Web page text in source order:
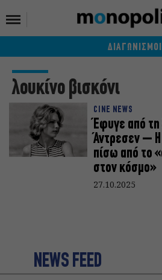
ΔΙΑΓΩΝΙΣΜΟΙ
λουκίνο βισκόνι
CINE NEWS
Έφυγε από
Άντρεσεν – Η
πίσω από το
στον κόσμο»
27.10.2025
NEWS FEED